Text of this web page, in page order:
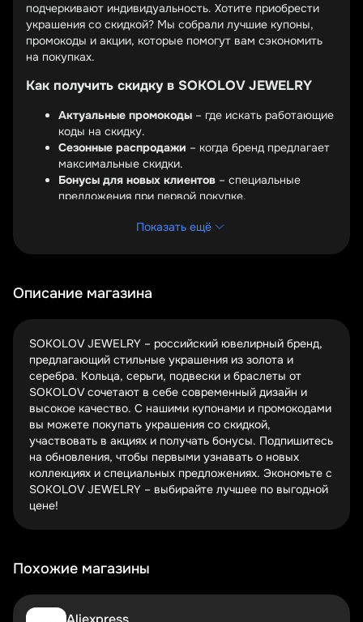
подчеркивают индивидуальность. Хотите приобрести
украшения со скидкой? Мы собрали лучшие купоны,
промокоды и акции, которые помогут вам сэкономить
на покупках.
Как получить скидку в SOKOLOV JEWELRY
Актуальные промокоды – где искать работающие
коды на скидку.
Сезонные распродажи – когда бренд предлагает
максимальные скидки.
Бонусы для новых клиентов – специальные
предложения при первой покупке.
Промокоды – это самый простой способ сэкономить.
JEWELRY, и скидка автоматически применится к
покупкой, вы гарантированно получите выгодное
Сезонные распродажи – отличный момент для покупки
украшений. Черная пятница, Новый год и другие
праздники – время, когда бренд предлагает скидки до
50%. Подпишитесь на рассылку, чтобы не пропустить
лучшие предложения.
Новые клиенты могут получить дополнительные
бонусы. Регистрация на сайте или подписка на email-
рассылку часто сопровождается промокодом на
первую покупку. Это отличный способ сэкономить на
украшениях, которые вы давно хотели.
Серебряные подвески и браслеты
со скидкой.
Показать ещё
Описание магазина
SOKOLOV JEWELRY – российский ювелирный бренд,
предлагающий стильные украшения из золота и
серебра. Кольца, серьги, подвески и браслеты от
SOKOLOV сочетают в себе современный дизайн и
высокое качество. С нашими купонами и промокодами
вы можете покупать украшения со скидкой,
участвовать в акциях и получать бонусы. Подпишитесь
на обновления, чтобы первыми узнавать о новых
коллекциях и специальных предложениях. Экономьте с
SOKOLOV JEWELRY – выбирайте лучшее по выгодной
цене!
Похожие магазины